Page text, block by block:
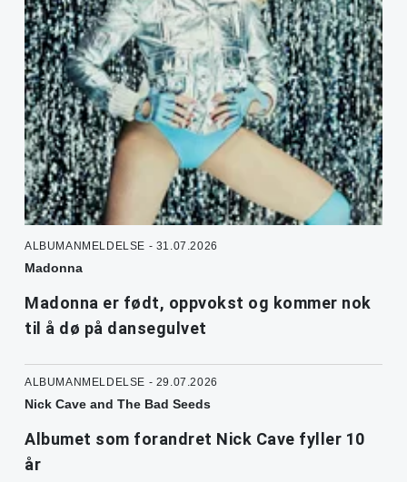
ALBUMANMELDELSE - 31.07.2026
Madonna
Madonna er født, oppvokst og kommer nok
til å dø på dansegulvet
ALBUMANMELDELSE - 29.07.2026
Nick Cave and The Bad Seeds
Albumet som forandret Nick Cave fyller 10
år